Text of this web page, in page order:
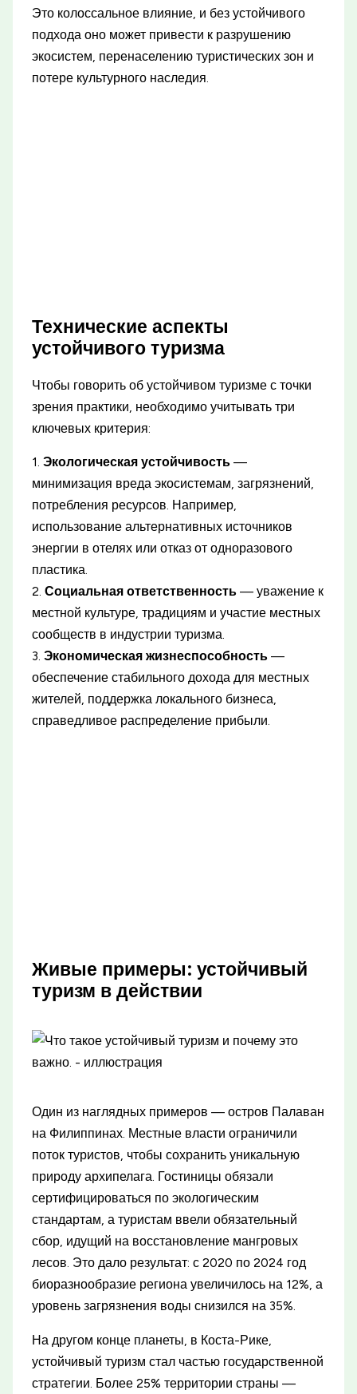
Это колоссальное влияние, и без устойчивого
подхода оно может привести к разрушению
экосистем, перенаселению туристических зон и
потере культурного наследия.
Технические аспекты
устойчивого туризма
Чтобы говорить об устойчивом туризме с точки
зрения практики, необходимо учитывать три
ключевых критерия:
1.Экологическая устойчивость —
минимизация вреда экосистемам, загрязнений,
потребления ресурсов. Например,
использование альтернативных источников
энергии в отелях или отказ от одноразового
пластика.
2.Социальная ответственность — уважение к
местной культуре, традициям и участие местных
сообществ в индустрии туризма.
3.Экономическая жизнеспособность —
обеспечение стабильного дохода для местных
жителей, поддержка локального бизнеса,
справедливое распределение прибыли.
Живые примеры: устойчивый
туризм в действии
Один из наглядных примеров — остров Палаван
на Филиппинах. Местные власти ограничили
поток туристов, чтобы сохранить уникальную
природу архипелага. Гостиницы обязали
сертифицироваться по экологическим
стандартам, а туристам ввели обязательный
сбор, идущий на восстановление мангровых
лесов. Это дало результат: с 2020 по 2024 год
биоразнообразие региона увеличилось на 12%, а
уровень загрязнения воды снизился на 35%.
На другом конце планеты, в Коста-Рике,
устойчивый туризм стал частью государственной
стратегии. Более 25% территории страны —